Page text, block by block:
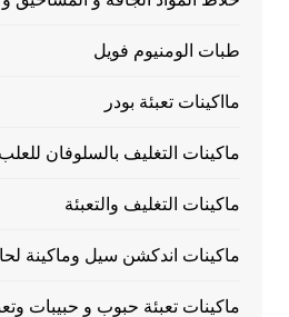
طبات الومنيوم فويل
مااكينات تعبئة بودر
ماكينات التغليف بالسلوفان للعلب 3 دي
ماكينات التغليف والتعبئة
ماكينات اندكشن سيل وماكينة
ماكينات تعبئة حبوب و حبيبات